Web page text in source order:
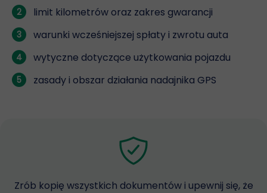
Zrób kopię wszystkich dokumentów i upewnij się, że
2 limit kilometrów oraz zakres gwarancji
3 warunki wcześniejszej spłaty i zwrotu auta
4 wytyczne dotyczące użytkowania pojazdu
5 zasady i obszar działania nadajnika GPS